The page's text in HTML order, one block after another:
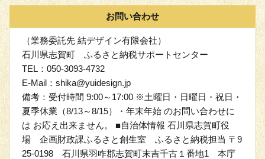
お問い合わせ
（業務委託先 結デザイン有限会社）
石川県志賀町 ふるさと納税サポートセンター
TEL：050-3093-4732
E-Mail：shika@yuidesign.jp
備考：受付時間 9:00～17:00 ※土曜日・日曜日・祝日・
夏季休業（8/13～8/15）・年末年始 のお問い合わせに
は お応え出来ません。 ■自治体情報 石川県志賀町役
場 企画財政課ふるさと創生室 ふるさと納税担当 〒9
25-0198 石川県羽咋郡志賀町末吉千古１番地1 本庁